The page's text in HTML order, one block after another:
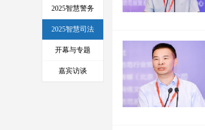
2025智慧警务
2025智慧司法
开幕与专题
嘉宾访谈